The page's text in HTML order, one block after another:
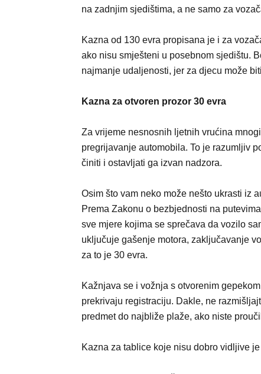
na zadnjim sjedištima, a ne samo za
Kazna od 130 evra propisana je i za
ako nisu smješteni u posebnom sjedištu.
najmanje udaljenosti, jer za djecu može
Kazna za otvoren prozor 30 evra
Za vrijeme nesnosnih ljetnih vrućina
pregrijavanje automobila. To je razumljiv
činiti i ostavljati ga izvan nadzora.
Osim što vam neko može nešto ukrasti iz
Prema Zakonu o bezbjednosti na
sve mjere kojima se sprečava da vozilo
uključuje gašenje motora, zaključavanje
za to je 30 evra.
Kažnjava se i vožnja s otvorenim
prekrivaju registraciju. Dakle, ne
predmet do najbliže plaže, ako niste
Kazna za tablice koje nisu dobro vidljive